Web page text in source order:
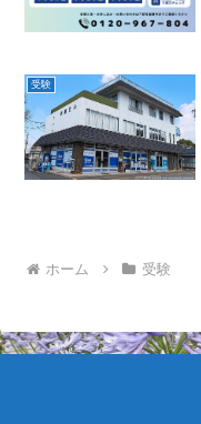
受験
ホーム
受験